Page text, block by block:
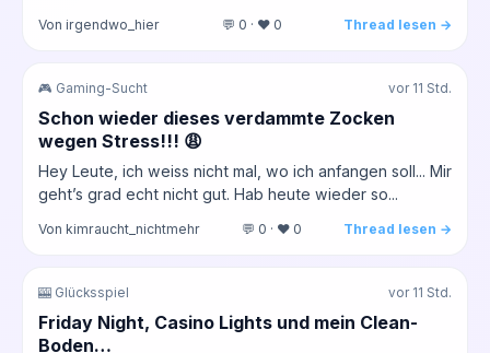
Von irgendwo_hier 💬 0 · ❤️ 0 Thread lesen →
🎮 Gaming-Sucht vor 11 Std.
Schon wieder dieses verdammte Zocken
wegen Stress!!! 😩
Hey Leute, ich weiss nicht mal, wo ich anfangen soll... Mir
geht’s grad echt nicht gut. Hab heute wieder so...
Von kimraucht_nichtmehr 💬 0 · ❤️ 0 Thread lesen →
🎰 Glücksspiel vor 11 Std.
Friday Night, Casino Lights und mein Clean-
Boden…